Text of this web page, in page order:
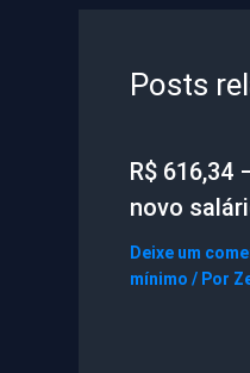
Posts
R$ 616,34
novo
Deixe um
mínimo / Por